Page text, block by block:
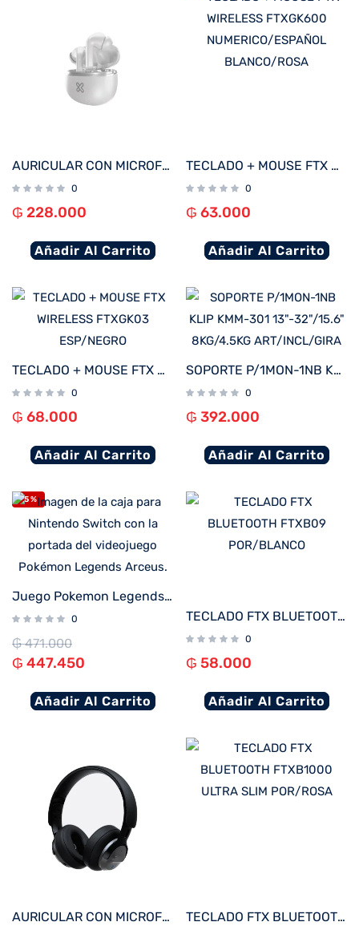
AURICULAR CON MICROFONO KLIP KTE-750WH EDGEBUDSPRO BT/MIC/ANC/TWS/TOUCH/IPX3/BLANCO
0
₲ 228.000
Añadir Al Carrito
TECLADO + MOUSE FTX WIRELESS FTXGK600 NUMERICO/ESPAÑOL BLANCO/ROSA
0
₲ 63.000
Añadir Al Carrito
TECLADO + MOUSE FTX WIRELESS FTXGK03 ESP/NEGRO
0
₲ 68.000
Añadir Al Carrito
SOPORTE P/1MON-1NB KLIP KMM-301 13″-32″/15.6″ 8KG/4.5KG ART/INCL/GIRA
0
₲ 392.000
Añadir Al Carrito
-5%
Juego Pokemon Legends Arceus para Nintendo Switch
0
₲471.000
₲ 447.450
Añadir Al Carrito
TECLADO FTX BLUETOOTH FTXB09 POR/BLANCO
0
₲ 58.000
Añadir Al Carrito
AURICULAR CON MICROFONO KLIP KNH-750GR HI-FI ANC/BLUETOOTH/3.5MM/GRIS TECLADO FTX BLUETOOTH FTXB1000 ULTRA SLIM POR/ROSA